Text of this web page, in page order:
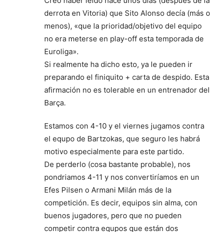
derrota en Vitoria) que Sito Alonso decía (más o
menos), «que la prioridad/objetivo del equipo
no era meterse en play-off esta temporada de
Euroliga».
Si realmente ha dicho esto, ya le pueden ir
preparando el finiquito + carta de despido. Esta
afirmación no es tolerable en un entrenador del
Barça.
Estamos con 4-10 y el viernes jugamos contra
el equpo de Bartzokas, que seguro les habrá
motivo especialmente para este partido.
De perderlo (cosa bastante probable), nos
pondriamos 4-11 y nos convertiríamos en un
Efes Pilsen o Armani Milán más de la
competición. Es decir, equipos sin alma, con
buenos jugadores, pero que no pueden
competir contra equpos que están dos